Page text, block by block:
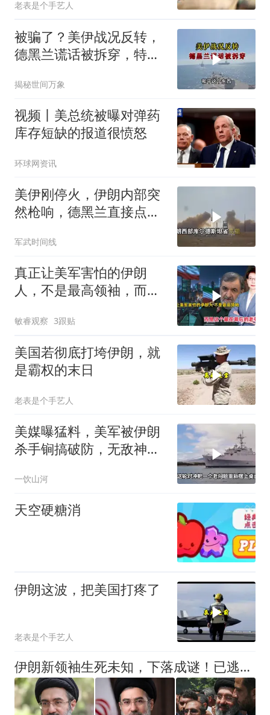
老表是个手艺人
被骗了？美伊战况反转，
德黑兰谎话被拆穿，特朗
揭秘世间万象
视频丨美总统被曝对弹药
库存短缺的报道很愤怒
环球网资讯
美伊刚停火，伊朗内部突
然枪响，德黑兰直接点名
军武时间线
真正让美军害怕的伊朗
人，不是最高领袖，而是
敏睿观察 3跟贴
美国若彻底打垮伊朗，就
是霸权的末日
老表是个手艺人
美媒曝猛料，美军被伊朗
杀手锏搞破防，无敌神话
一饮山河
天空硬糖消
伊朗这波，把美国打疼了
老表是个手艺人
伊朗新领袖生死未知，下落成谜！已逃往俄罗斯？俄称人在伊朗